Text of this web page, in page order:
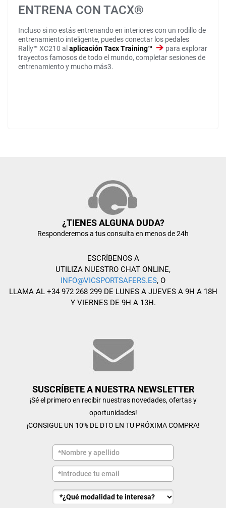
ENTRENA CON TACX®
Incluso si no estás entrenando en interiores con un rodillo de
entrenamiento inteligente, puedes conectar los pedales
Rally™ XC210 al aplicación Tacx Training™
para explorar
trayectos famosos de todo el mundo, completar sesiones de
entrenamiento y mucho más3.
¿TIENES ALGUNA DUDA?
Responderemos a tus consulta en menos de 24h
ESCRÍBENOS A
UTILIZA NUESTRO CHAT ONLINE,
INFO@VICSPORTSAFERS.ES, O
LLAMA AL +34 972 268 299 DE LUNES A JUEVES A 9H A 18H
Y VIERNES DE 9H A 13H.
SUSCRÍBETE A NUESTRA NEWSLETTER
¡Sé el primero en recibir nuestras novedades, ofertas y
oportunidades!
¡CONSIGUE UN 10% DE DTO EN TU PRÓXIMA COMPRA!